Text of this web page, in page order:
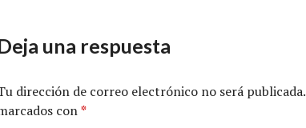
una respuesta
dirección de correo electrónico no será publicada.
con*